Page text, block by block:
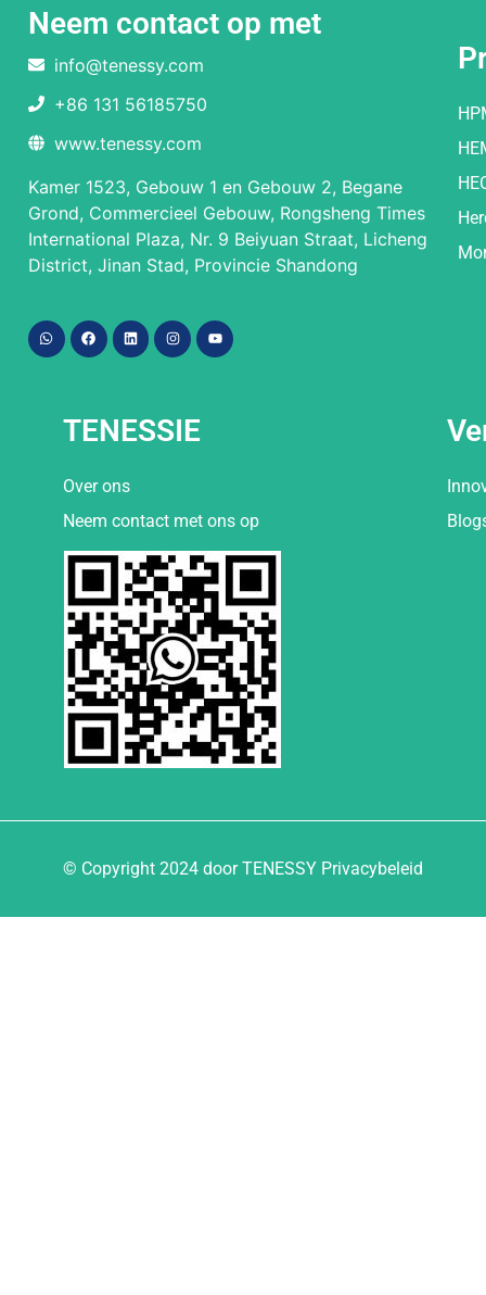
Neem contact op met
info@tenessy.com
+86 131 56185750
www.tenessy.com
Kamer 1523, Gebouw 1 en Gebouw 2, Begane
Grond, Commercieel Gebouw, Rongsheng Times
International Plaza, Nr. 9 Beiyuan Straat, Licheng
District, Jinan Stad, Provincie Shandong
TENESSIE
Over ons
Neem contact met ons op
© Copyright 2024 door TENESSY Privacybeleid